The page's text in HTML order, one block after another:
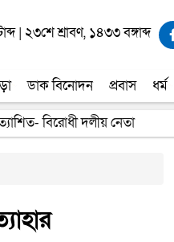
| ২৩শে শ্রাবণ, ১৪৩৩ বঙ্গাব্দ
ডাক বিনোদন প্রবাস ধর্ম
বিরোধী দলীয় নেতা